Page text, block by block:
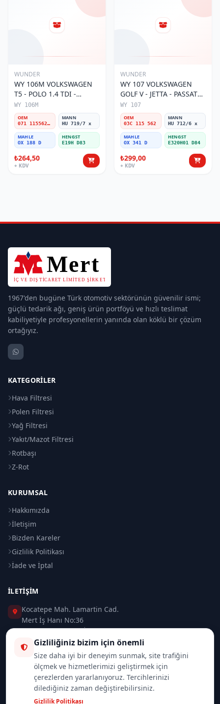
WUNDER
WY 106M VOLKSWAGEN
T5 - POLO 1.4 TDI -
PASSAT- JETTA 071 115562
A Yağ Filtresi
WY 106M
OEM
071 115562 A
MANN
HU 719/7 x
MAHLE
OX 188 D
HENGST
E19H D83
₺264,50
+ KDV
WUNDER
WY 107 VOLKSWAGEN
GOLF V - JETTA - PASSAT
1.6 FSI BENZİNLİ 03C 115
562 Yağ Filtresi
WY 107
OEM
03C 115 562
MANN
HU 712/6 x
MAHLE
OX 341 D
HENGST
E320H01 D84
₺299,00
+ KDV
1967'den bugüne Türk otomotiv sektörünün güvenilir ismi;
güçlü tedarik ağı, geniş ürün portföyü ve hızlı teslimat
kabiliyetiyle profesyonellerin yanında olan köklü bir çözüm
ortağıyız.
KATEGORILER
Hava Filtresi
Polen Filtresi
Yağ Filtresi
Yakıt/Mazot Filtresi
Rotbaşı
Z-Rot
KURUMSAL
Hakkımızda
İletişim
Bizden Kareler
Gizlilik Politikası
İade ve İptal
İLETIŞIM
Kocatepe Mah. Lamartin Cad.
Mert İş Hanı No:36
Taksim / Beyoğlu / İSTANBUL
0 (212) 235 37 83
0 (532) 418 08 46
info@merttrade.com
Gizliliğiniz bizim için önemli
Size daha iyi bir deneyim sunmak, site trafiğini
ölçmek ve hizmetlerimizi geliştirmek için
çerezlerden yararlanıyoruz. Tercihlerinizi
dilediğiniz zaman değiştirebilirsiniz.
Gizlilik Politikası